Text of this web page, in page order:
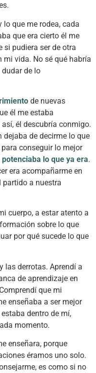
lo que me rodea, cada
que era cierto él me
si pudiera ser de otra
mi vida. No sé qué habría
de lo
de nuevas
él me estaba
él descubría conmigo.
dejaba de decirme lo que
conseguir lo mejor
potenciaba lo que ya era.
era acompañarme en
partido a nuestra
cuerpo, a estar atento a
sobre lo que
por qué sucede lo que
las derrotas. Aprendí a
de aprendizaje en
que mi
enseñaba a ser mejor
dentro de mí,
momento.
enseñara, porque
éramos uno solo.
es como si no